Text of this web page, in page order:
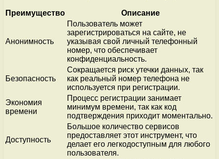
Преимущество Описание
Анонимность
Пользователь может
зарегистрироваться на сайте, не
указывая свой личный телефонный
номер, что обеспечивает
конфиденциальность.
Безопасность
Сокращается риск утечки данных, так
как реальный номер телефона не
используется при регистрации.
Экономия
времени
Процесс регистрации занимает
минимум времени, так как код
подтверждения приходит моментально.
Доступность
Большое количество сервисов
предоставляет этот инструмент, что
делает его легкодоступным для любого
пользователя.